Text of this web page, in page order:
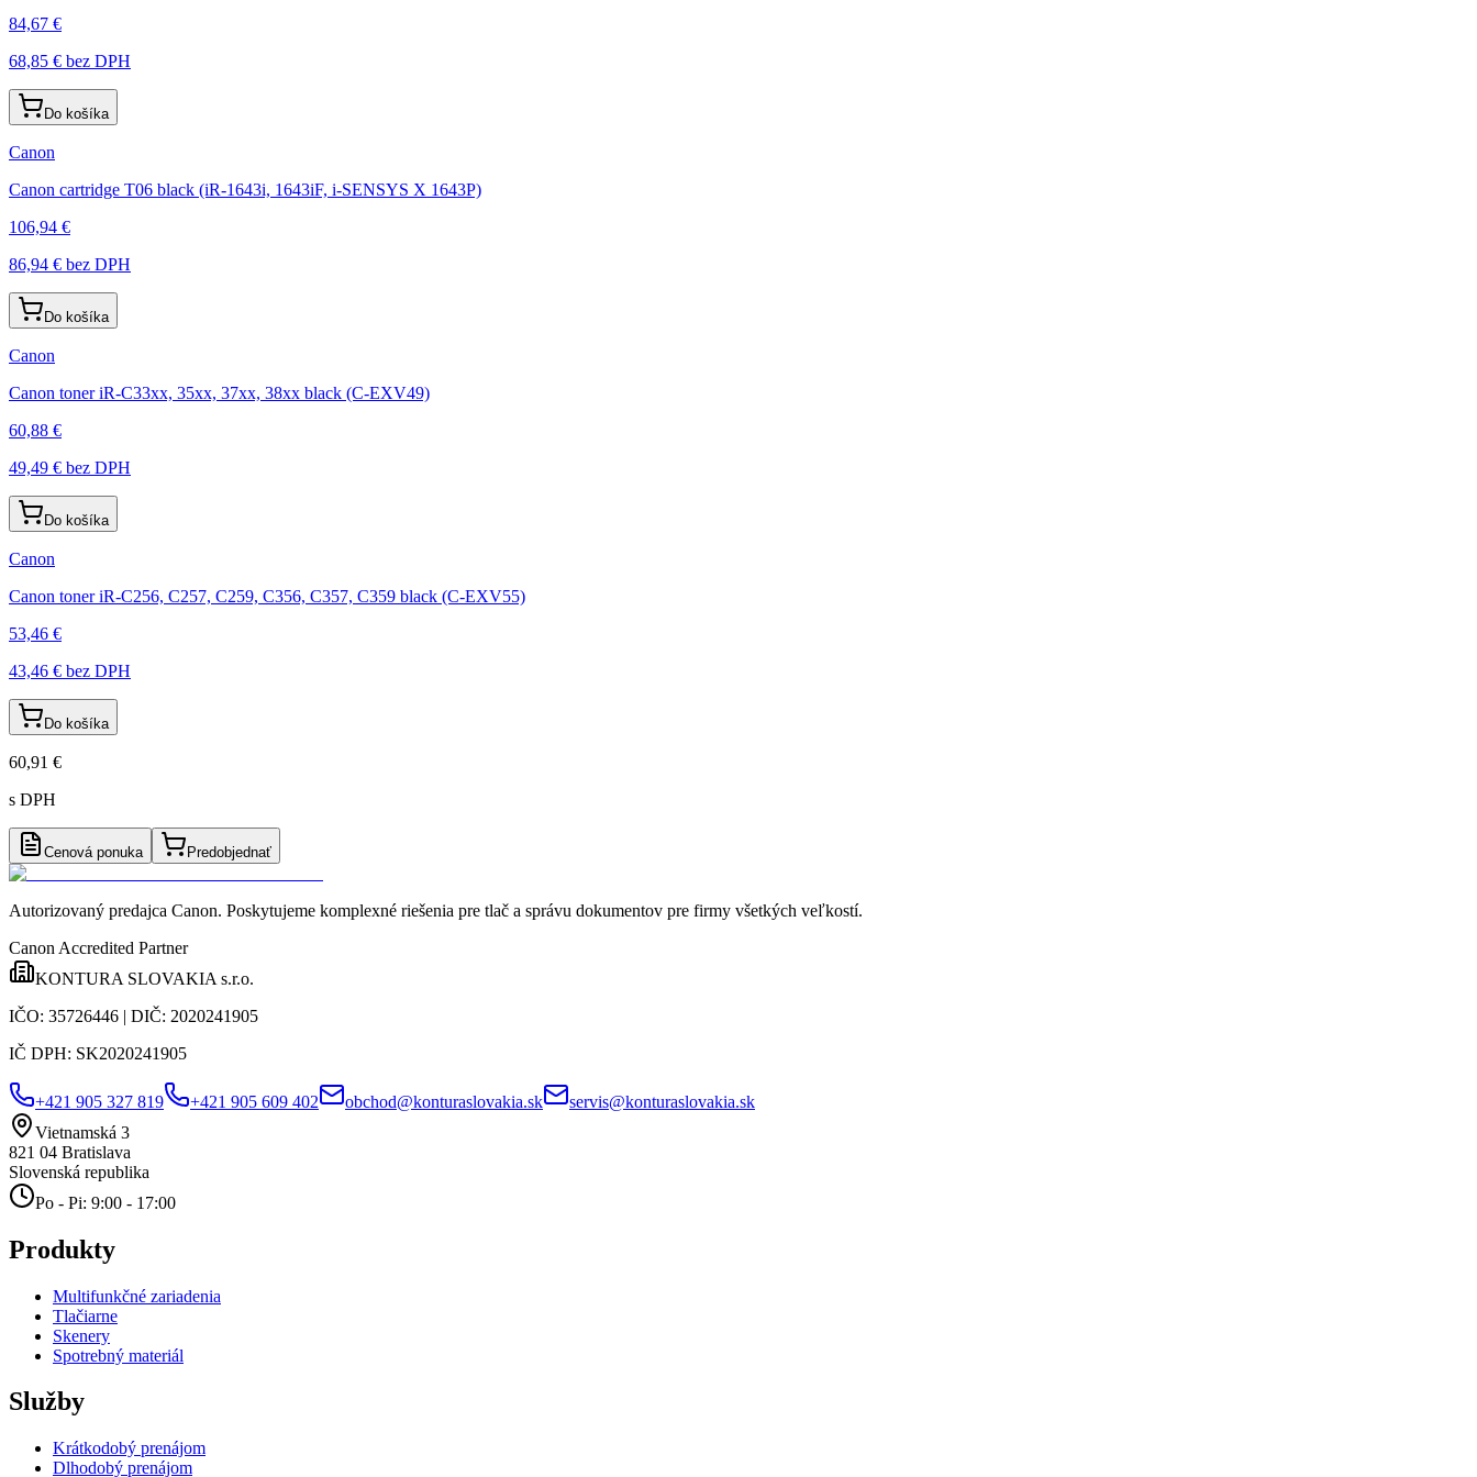
84,67 €
68,85 € bez DPH
Do košíka
Canon
Canon cartridge T06 black (iR-1643i, 1643iF, i-SENSYS X 1643P)
106,94 €
86,94 € bez DPH
Do košíka
Canon
Canon toner iR-C33xx, 35xx, 37xx, 38xx black (C-EXV49)
60,88 €
49,49 € bez DPH
Do košíka
Canon
Canon toner iR-C256, C257, C259, C356, C357, C359 black (C-EXV55)
53,46 €
43,46 € bez DPH
Do košíka
60,91 €
s DPH
Cenová ponuka Predobjednať
Autorizovaný predajca Canon. Poskytujeme komplexné riešenia pre tlač a správu dokumentov pre firmy všetkých veľkostí.
Canon Accredited Partner
KONTURA SLOVAKIA s.r.o.
IČO: 35726446 | DIČ: 2020241905
IČ DPH: SK2020241905
+421 905 327 819 +421 905 609 402 obchod@konturaslovakia.sk
servis@konturaslovakia.sk
Vietnamská 3
821 04 Bratislava
Slovenská republika
Po - Pi: 9:00 - 17:00
Produkty
Multifunkčné zariadenia
Tlačiarne
Skenery
Spotrebný materiál
Služby
Krátkodobý prenájom
Dlhodobý prenájom